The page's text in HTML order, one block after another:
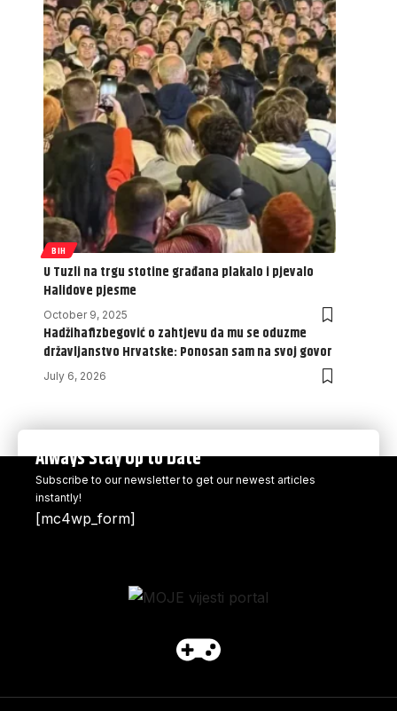
BIH
U Tuzli na trgu stotine građana plakalo i pjevalo
Halidove pjesme
October 9, 2025
Hadžihafizbegović o zahtjevu da mu se oduzme
državljanstvo Hrvatske: Ponosan sam na svoj govor
July 6, 2026
Always Stay Up to Date
Subscribe to our newsletter to get our newest articles
instantly!
[mc4wp_form]